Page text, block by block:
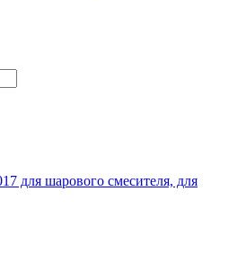
для шарового смесителя, для